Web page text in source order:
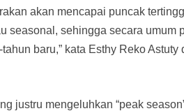
akan mencapai puncak
seasonal, sehingga secara umum
baru,” kata Esthy Reko Astuty
justru mengeluhkan “peak